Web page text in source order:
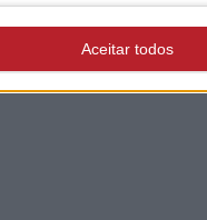
Aceitar todos